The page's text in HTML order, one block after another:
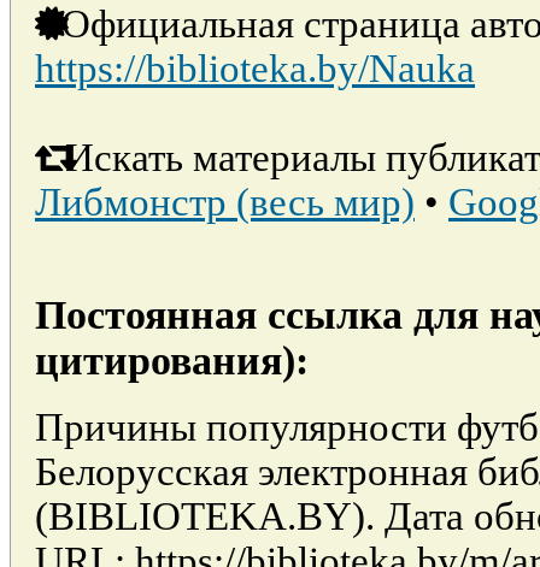
Официальная страница
https://biblioteka.by/Nauka
Искать материалы
Либмонстр (весь мир) •
Постоянная ссылка для
цитирования):
Причины популярности
Белорусская электронная
(BIBLIOTEKA.BY). Дата